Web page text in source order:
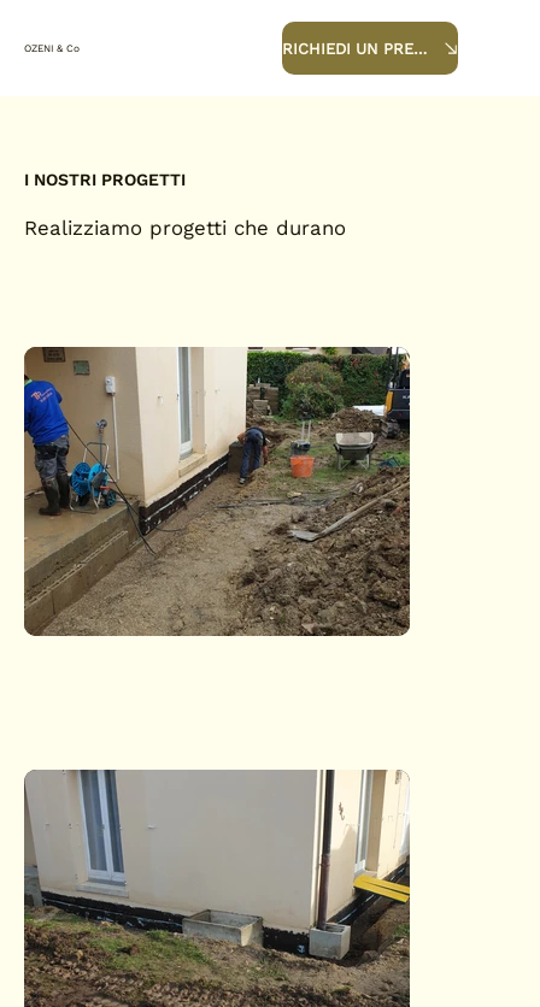
OZENI & Co RICHIEDI UN PREVENTIVO
I NOSTRI PROGETTI
Realizziamo progetti che durano